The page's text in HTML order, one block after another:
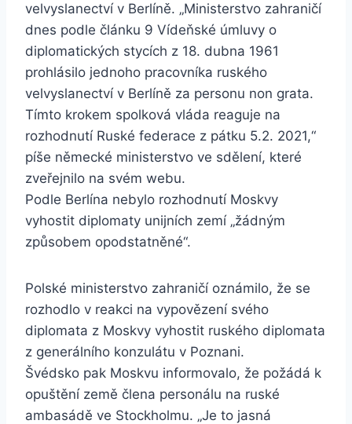
velvyslanectví v Berlíně. „Ministerstvo zahraničí
dnes podle článku 9 Vídeňské úmluvy o
diplomatických stycích z 18. dubna 1961
prohlásilo jednoho pracovníka ruského
velvyslanectví v Berlíně za personu non grata.
Tímto krokem spolková vláda reaguje na
rozhodnutí Ruské federace z pátku 5.2. 2021,“
píše německé ministerstvo ve sdělení, které
zveřejnilo na svém webu.
Podle Berlína nebylo rozhodnutí Moskvy
vyhostit diplomaty unijních zemí „žádným
způsobem opodstatněné“.
Polské ministerstvo zahraničí oznámilo, že se
rozhodlo v reakci na vypovězení svého
diplomata z Moskvy vyhostit ruského diplomata
z generálního konzulátu v Poznani.
Švédsko pak Moskvu informovalo, že požádá k
opuštění země člena personálu na ruské
ambasádě ve Stockholmu. „Je to jasná